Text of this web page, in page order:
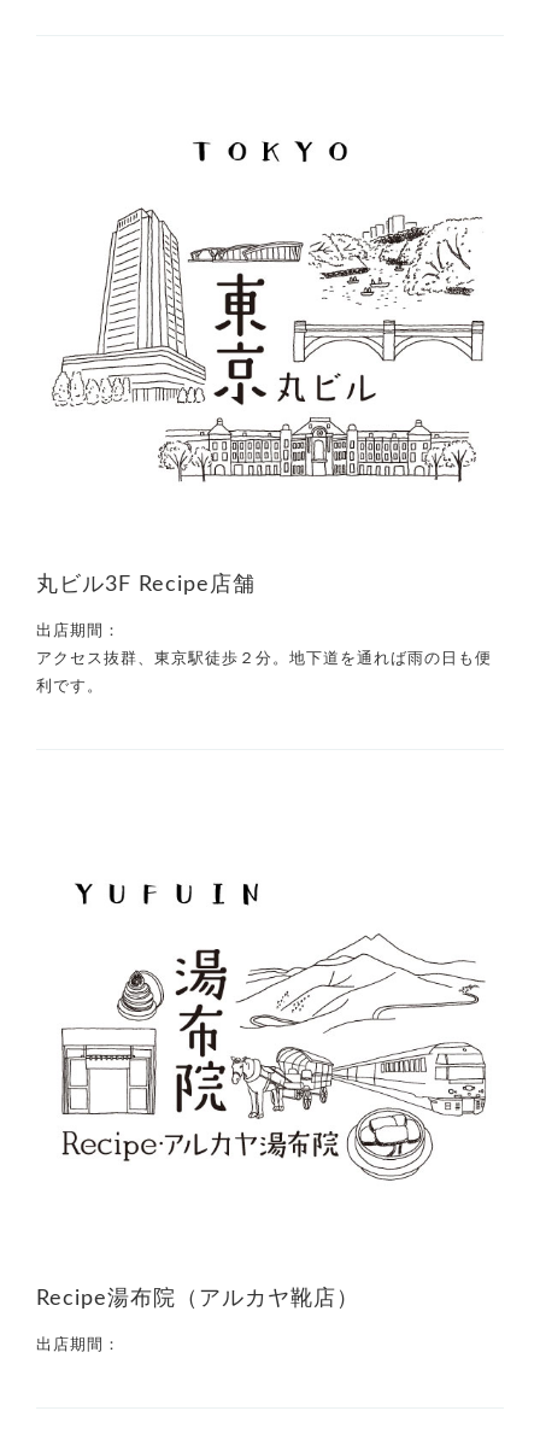
丸ビル3F Recipe店舗
出店期間：
アクセス抜群、東京駅徒歩２分。地下道を通れば雨の日も便
利です。
Recipe湯布院（アルカヤ靴店）
出店期間：